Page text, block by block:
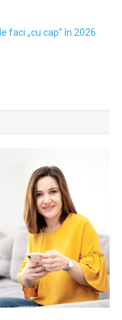
faci „cu cap” în 2026